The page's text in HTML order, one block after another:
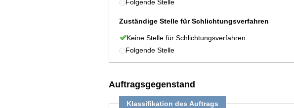
Folgende Stelle
Zuständige Stelle für Schlichtungsverfahren
Keine Stelle für Schlichtungsverfahren
Folgende Stelle
Auftragsgegenstand
Klassifikation des Auftrags